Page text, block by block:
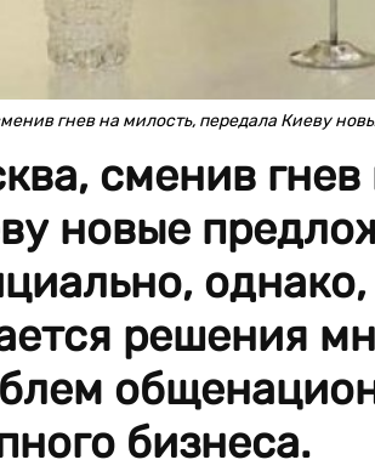
гнев на милость, передала Киеву
сменив
новые
решения
бизнеса.